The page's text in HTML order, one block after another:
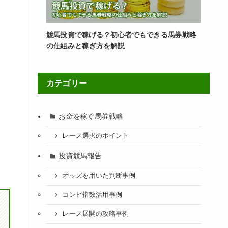
競馬投資で稼げる？初心者でもできる馬券戦略
の仕組みと稼ぎ方を解説
カテゴリー
お金を稼ぐ馬券戦略
レース選択のポイント
投資競馬報告
オッズを用いた判断事例
コンピ指数活用事例
レース展開の攻略事例